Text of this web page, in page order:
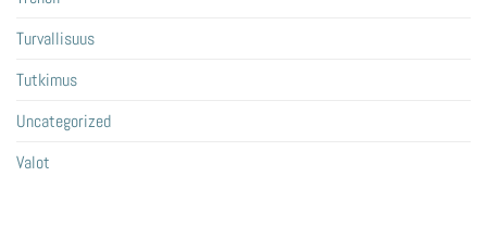
Turvallisuus
Tutkimus
Uncategorized
Valot